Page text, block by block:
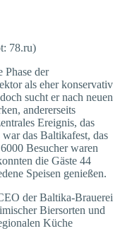
78.ru)
Phase der
als eher konservativ
sucht er nach neuen
andererseits
Ereignis, das
das Baltikafest, das
Besucher waren
die Gäste 44
Speisen genießen.
der Baltika-Brauerei
Biersorten und
Küche